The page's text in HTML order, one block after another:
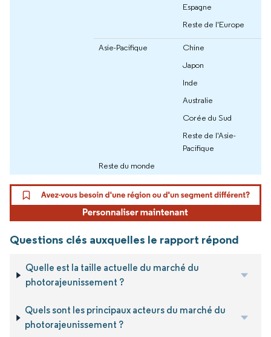
Espagne
Reste de l'Europe
Asie-Pacifique
Chine
Japon
Inde
Australie
Corée du Sud
Reste de l'Asie-
Pacifique
Reste du monde
Questions clés auxquelles le rapport répond
Quelle est la taille actuelle du marché du
photorajeunissement ?
Quels sont les principaux acteurs du marché du
photorajeunissement ?